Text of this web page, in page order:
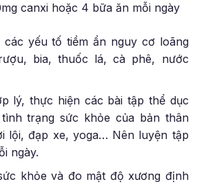
canxi hoặc 4 bữa ăn mỗi ngày
các yếu tố tiềm ẩn nguy cơ loãng
bia, thuốc lá, cà phê, nước
lý, thực hiện các bài tập thể dục
trạng sức khỏe của bản thân
lội, đạp xe, yoga… Nên luyện tập
ngày.
khỏe và đo mật độ xương định